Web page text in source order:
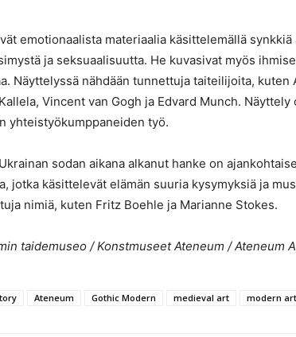
emotionaalista materiaalia käsittelemällä synkkiä
ja seksuaalisuutta. He kuvasivat myös
Näyttelyssä nähdään tunnettuja taiteilijoita, kuten
Vincent van Gogh ja Edvard Munch.
yhteistyökumppaneiden työ.
sodan aikana alkanut hanke on
jotka käsittelevät elämän suuria kysymyksiä ja
nimiä, kuten Fritz Boehle ja Marianne Stokes.
taidemuseo / Konstmuseet Ateneum / Ateneum
Ateneum Gothic Modern medieval art modern art